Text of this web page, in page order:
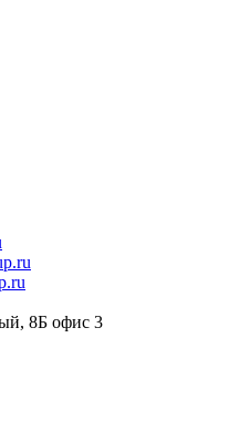
8Б офис 3